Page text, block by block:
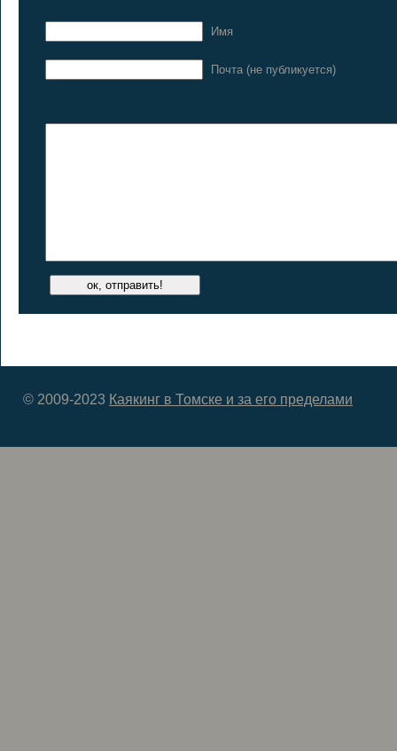
Имя
Почта (не публикуется)
© 2009-2023 Каякинг в Томске и за его пределами